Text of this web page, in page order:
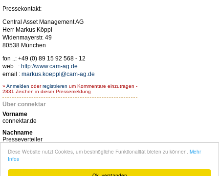
Diese Website nutzt Cookies, um bestmögliche Funktionalität bieten zu können. Mehr
Infos
Pressekontakt:
Central Asset Management AG
Herr Markus Köppl
Widenmayerstr. 49
80538 München
fon ..: +49 (0) 89 15 92 568 - 12
web ..: http://www.cam-ag.de
email : markus.koeppl@cam-ag.de
» Anmelden oderregistrieren um Kommentare einzutragen -
2831 Zeichen in dieser Pressemeldung
Über connektar
Vorname
connektar.de
Nachname
Presseverteiler
Homepage
http://www.connektar.de
Komplettes Benutzerprofil betrachten